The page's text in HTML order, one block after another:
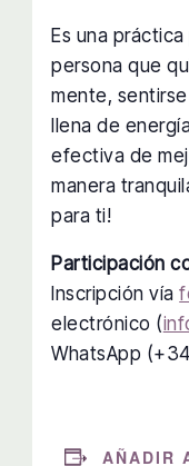
Es una
persona que
mente,
llena de
efectiva de
manera
para ti!
Participación
Inscripción vía
electrónico (
WhatsApp
AÑADIR